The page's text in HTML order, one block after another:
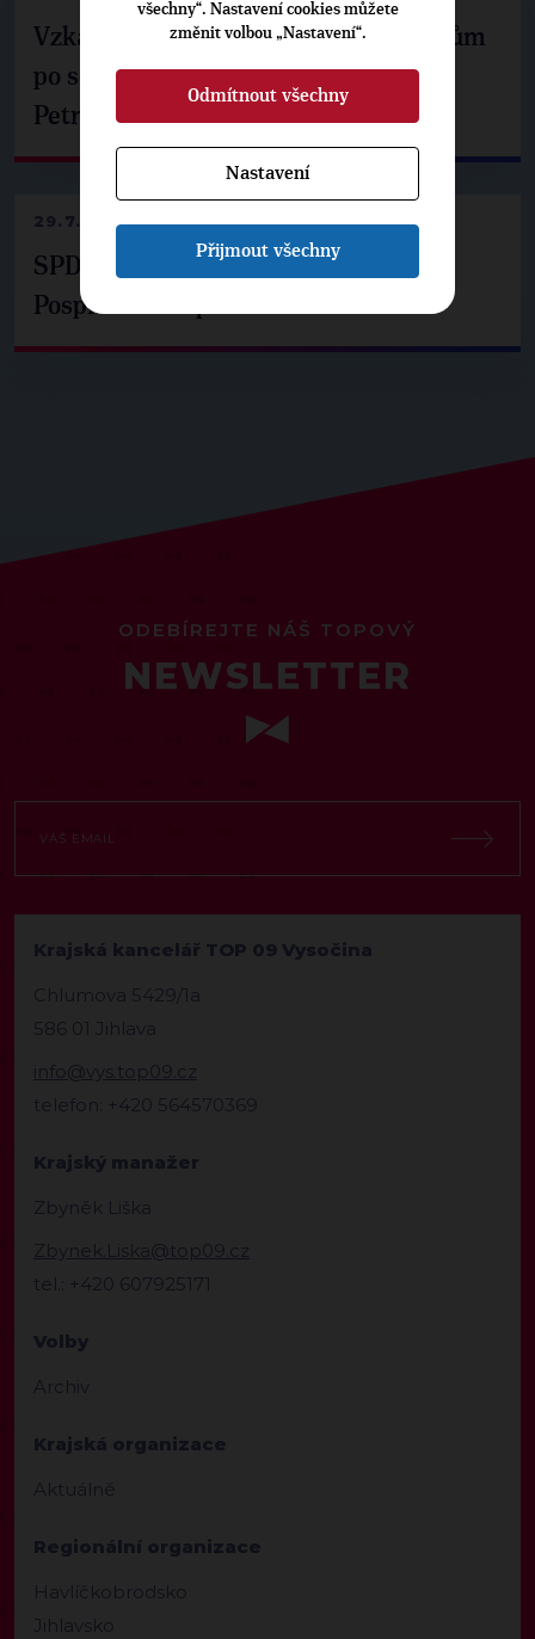
Vzkaz Matěje Ondřeje Havla příznivcům
po setkání s prezidentem republiky
Petrem Pavlem
29.7.2026
SPD už není ve zprávě o extremismu.
Pospíšil: Je tu pachuť
ODEBÍREJTE NÁŠ TOPOVÝ
NEWSLETTER
Krajská kancelář TOP 09 Vysočina
Chlumova 5429/1a
586 01 Jihlava
info@vys.top09.cz
telefon: +420 564570369
Krajský manažer
Zbyněk Liška
Zbynek.Liska@top09.cz
tel.: +420 607925171
Volby
Archiv
Krajská organizace
Aktuálně
Regionální organizace
Havlíčkobrodsko
Jihlavsko
všechny“. Nastavení cookies můžete
změnit volbou „Nastavení“.
Odmítnout všechny
Nastavení
Přijmout všechny